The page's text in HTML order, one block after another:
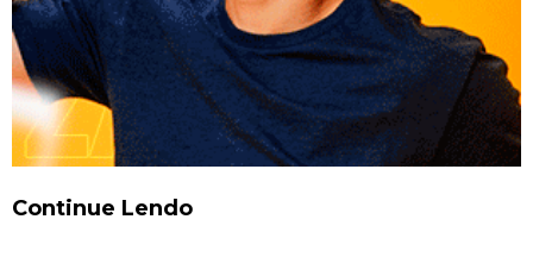
Continue Lendo